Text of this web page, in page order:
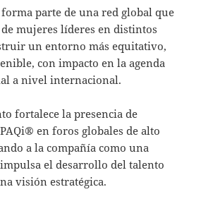
parte de una red global que
mujeres líderes en distintos
un entorno más equitativo,
con impacto en la agenda
a nivel internacional.
fortalece la presencia de
en foros globales de alto
a la compañía como una
el desarrollo del talento
visión estratégica.